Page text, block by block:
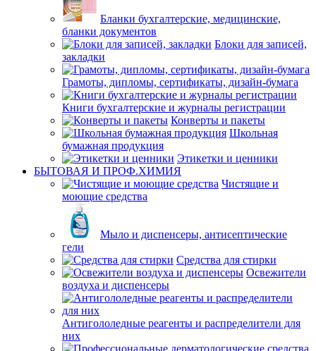
Бланки бухгалтерские, медицинские,
бланки документов
Блоки для записей,
закладки
Грамоты, дипломы, сертификаты, дизайн-бумага
Книги бухгалтерские и журналы регистрации
Конверты и пакеты
Школьная
бумажная продукция
Этикетки и ценники
БЫТОВАЯ И ПРОФ.ХИМИЯ
Чистящие и
моющие средства
Мыло и диспенсеры, антисептические
гели
Средства для стирки
Освежители
воздуха и диспенсеры
Антигололедные реагенты и распределители для
них